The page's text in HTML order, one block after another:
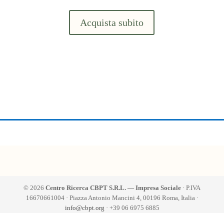
Acquista subito
© 2026 Centro Ricerca CBPT S.R.L. — Impresa Sociale · P.IVA
16670661004 · Piazza Antonio Mancini 4, 00196 Roma, Italia ·
info@cbpt.org · +39 06 6975 6885